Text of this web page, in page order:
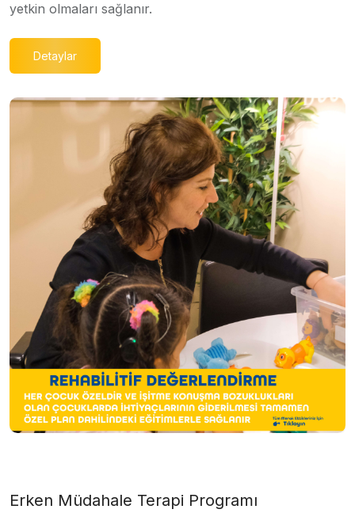
yetkin olmaları sağlanır.
Detaylar
Erken Müdahale Terapi Programı